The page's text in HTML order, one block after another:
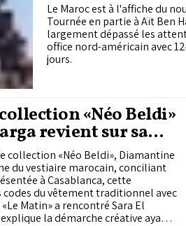
Le Maroc est à l'affiche du
Tournée en partie à Aït Ben
largement dépassé les
office nord-américain avec
jours.
«Néo Beldi»
revient sur sa
collection «Néo Beldi», Diamantine
du vestiaire marocain, conciliant
à Casablanca, cette
du vêtement traditionnel avec
Matin» a rencontré Sara El
la démarche créative ayant